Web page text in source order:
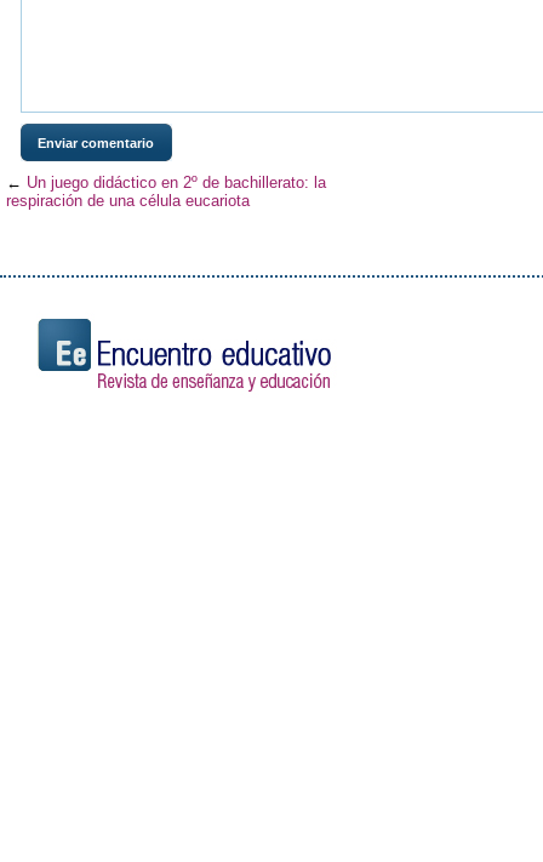
← Un juego didáctico en 2º de bachillerato: la
respiración de una célula eucariota